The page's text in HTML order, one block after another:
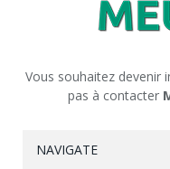
Vous souhaitez devenir
pas à contacter
NAVIGATE